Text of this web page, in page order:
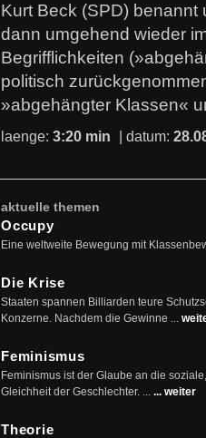
Kurt Beck (SPD)
dann umgehend wieder
Begrifflichkeiten
politisch
»abgehängter Klassen«
laenge: 3:20 min | datum:
aktuelle themen
Occupy
Eine weltweite Bewegung mit
Die Krise
Staaten spannen Billiarden teure
Konzerne. Nachdem die Gewinne ...
Feminismus
Feminismus ist der Glaube an die
Gleichheit der Geschlechter. ... ... weiter
Theorie